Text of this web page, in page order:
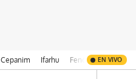
Cepanim Ifarhu Fenómeno de El
EN VIVO